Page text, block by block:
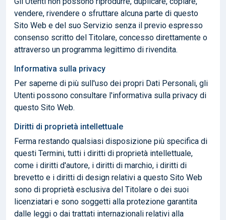
vendere, rivendere o sfruttare alcuna parte di questo
Sito Web e del suo Servizio senza il previo espresso
consenso scritto del Titolare, concesso direttamente o
attraverso un programma legittimo di rivendita.
Informativa sulla privacy
Per saperne di più sull'uso dei propri Dati Personali, gli
Utenti possono consultare l'informativa sulla privacy di
questo Sito Web.
Diritti di proprietà intellettuale
Ferma restando qualsiasi disposizione più specifica di
questi Termini, tutti i diritti di proprietà intellettuale,
come i diritti d'autore, i diritti di marchio, i diritti di
brevetto e i diritti di design relativi a questo Sito Web
sono di proprietà esclusiva del Titolare o dei suoi
licenziatari e sono soggetti alla protezione garantita
dalle leggi o dai trattati internazionali relativi alla